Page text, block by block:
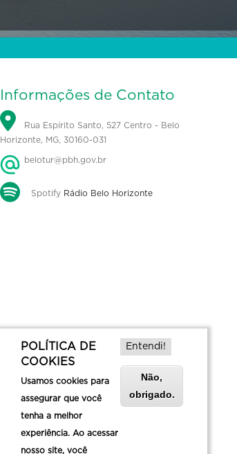
Informações de Contato
Rua Espírito Santo, 527 Centro - Belo
Horizonte, MG, 30160-031
belotur@pbh.gov.br
Spotify Rádio Belo Horizonte
POLÍTICA DE
COOKIES
Usamos cookies para
assegurar que você
tenha a melhor
experiência. Ao acessar
nosso site, você
Entendi!
Não,
obrigado.